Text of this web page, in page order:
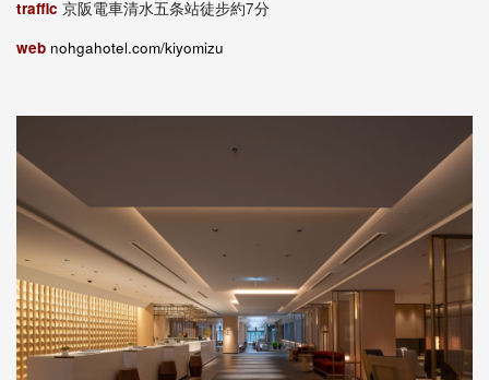
traffic 京阪電車清水五条站徒步約7分
web nohgahotel.com/kiyomizu